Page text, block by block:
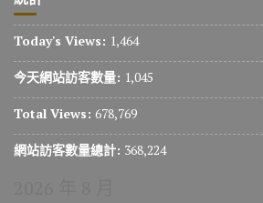
Today's Views: 1,464
今天網站訪客數量: 1,045
Total Views: 678,769
網站訪客數量總計: 368,224